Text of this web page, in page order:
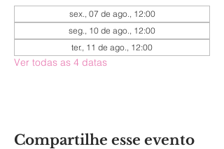
sex., 07 de ago., 12:00
seg., 10 de ago., 12:00
ter., 11 de ago., 12:00
Ver todas as 4 datas
Compartilhe esse evento